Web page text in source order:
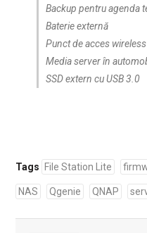
Backup pentru agenda
Baterie externă
Punct de acces wireless
Media server în
SSD extern cu USB 3.0
Tags File Station Lite
NAS Qgenie QNAP